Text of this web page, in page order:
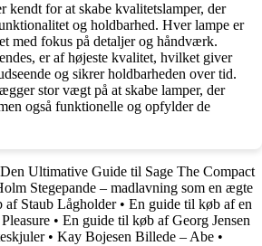
kendt for at skabe kvalitetslamper, der
og holdbarhed. Hver lampe er
med fokus på detaljer og håndværk.
er af højeste kvalitet, hvilket giver
og sikrer holdbarheden over tid.
stor vægt på at skabe lamper, der
også funktionelle og opfylder de
Den Ultimative Guide til Sage The Compact
Stegepande – madlavning som en ægte
af Staub Lågholder• En guide til køb af en
• En guide til køb af Georg Jensen
• Kay Bojesen Billede – Abe •